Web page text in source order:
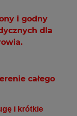
i godny
dla
całego
i krótkie